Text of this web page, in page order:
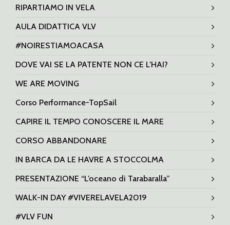
RIPARTIAMO IN VELA
AULA DIDATTICA VLV
#NOIRESTIAMOACASA
DOVE VAI SE LA PATENTE NON CE L’HAI?
WE ARE MOVING
Corso Performance-TopSail
CAPIRE IL TEMPO CONOSCERE IL MARE
CORSO ABBANDONARE
IN BARCA DA LE HAVRE A STOCCOLMA
PRESENTAZIONE “L’oceano di Tarabaralla”
WALK-IN DAY #VIVERELAVELA2019
#VLV FUN